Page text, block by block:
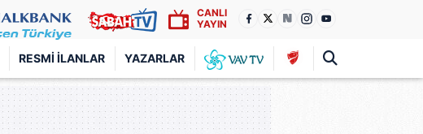
CANLI
YAYIN
RESMI İLANLAR YAZARLAR